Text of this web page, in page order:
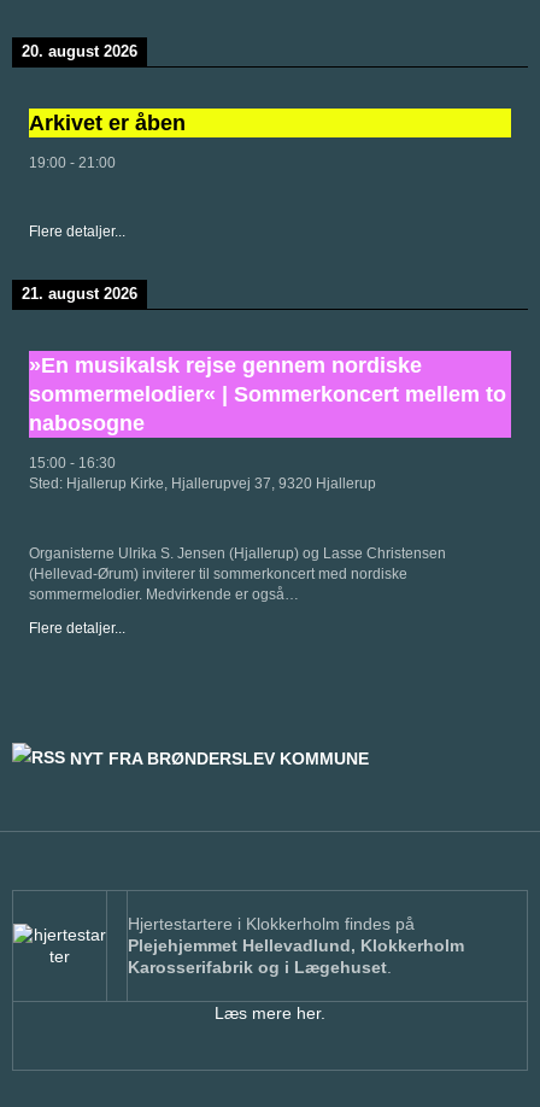
20. august 2026
Arkivet er åben
19:00 - 21:00
Flere detaljer...
21. august 2026
»En musikalsk rejse gennem nordiske
sommermelodier« | Sommerkoncert mellem to
nabosogne
15:00 - 16:30
Sted: Hjallerup Kirke, Hjallerupvej 37, 9320 Hjallerup
Organisterne Ulrika S. Jensen (Hjallerup) og Lasse Christensen
(Hellevad-Ørum) inviterer til sommerkoncert med nordiske
sommermelodier. Medvirkende er også…
Flere detaljer...
NYT FRA BRØNDERSLEV KOMMUNE
Hjertestartere i Klokkerholm findes på
Plejehjemmet Hellevadlund, Klokkerholm
Karosserifabrik og i Lægehuset
Læs mere her.